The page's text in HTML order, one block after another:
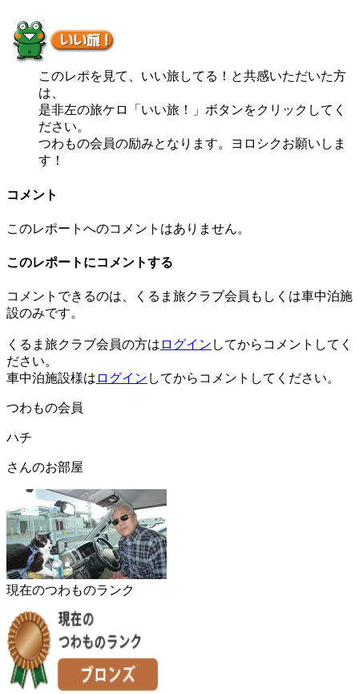
このレポを見て、いい旅してる！と共感いただいた方
は、
是非左の旅ケロ「いい旅！」ボタンをクリックしてく
ださい。
つわもの会員の励みとなります。ヨロシクお願いしま
す！
コメント
このレポートへのコメントはありません。
このレポートにコメントする
コメントできるのは、くるま旅クラブ会員もしくは車中泊施
設のみです。
くるま旅クラブ会員の方は ログイン してからコメントしてく
ださい。
車中泊施設様は ログイン してからコメントしてください。
つわもの会員
ハチ
さんのお部屋
現在のつわものランク